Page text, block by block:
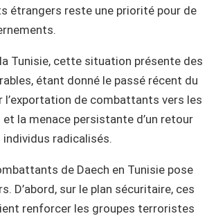
étrangers reste une priorité pour de
Tunisie, cette situation présente des
étant donné le passé récent du
l’exportation de combattants vers les
la menace persistante d’un retour
radicalisés.
de Daech en Tunisie pose
D’abord, sur le plan sécuritaire, ces
renforcer les groupes terroristes